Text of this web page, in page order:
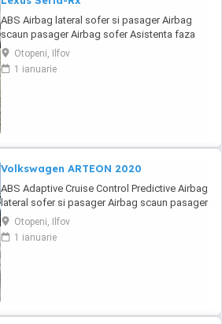
ABS Airbag lateral sofer si pasager Airbag
scaun pasager Airbag sofer Asistenta faza
lunga Avertizare unghi mort Bluetooth Camera
video spate Climatronic Cotiera (fata) Cotiera
(spate) ESP Faruri ceata Faruri ceata LED
Otopeni, Ilfov
1 ianuarie
Volkswagen ARTEON 2020
ABS Adaptive Cruise Control Predictive Airbag
lateral sofer si pasager Airbag scaun pasager
Airbag sofer Airbag-uri cap fata Airbag-uri
cap spate Asistenta faza lunga Asistenta in
rampa Bluetooth Camera video spate
Otopeni, Ilfov
1 ianuarie